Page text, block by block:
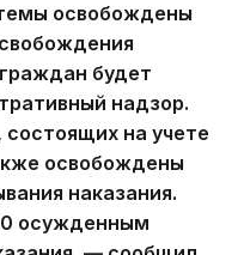
освобождены
будет
надзор.
на учете
освобождены
наказания.
осужденным